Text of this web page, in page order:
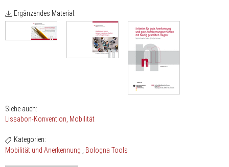
Ergänzendes Material:
Siehe auch:
Lissabon-Konvention Mobilität
Kategorien:
Mobilität und Anerkennung
Bologna Tools